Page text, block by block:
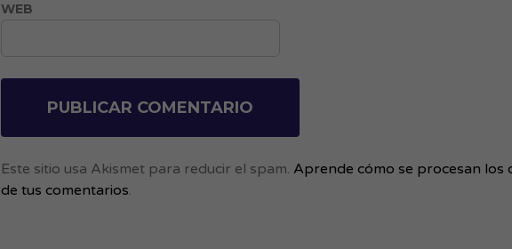
WEB
Este sitio usa Akismet para reducir el spam. Aprende cómo se procesan los
de tus comentarios.